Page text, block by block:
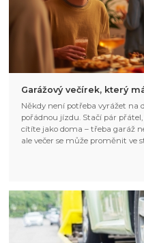
Garážový večírek, který
Někdy není potřeba vyrážet na
pořádnou jízdu. Stačí pár
cítíte jako doma – třeba garáž
ale večer se může proměnit ve